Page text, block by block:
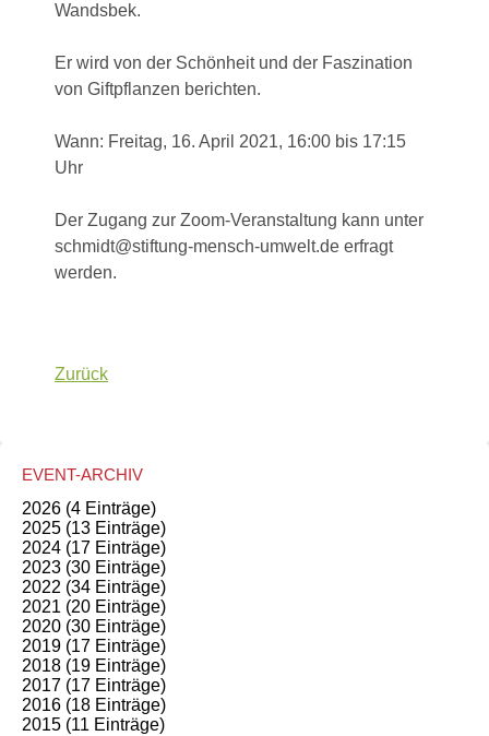
Wandsbek.
Er wird von der Schönheit und der Faszination
von Giftpflanzen berichten.
Wann: Freitag, 16. April 2021, 16:00 bis 17:15
Uhr
Der Zugang zur Zoom-Veranstaltung kann unter
schmidt@stiftung-mensch-umwelt.de erfragt
werden.
Zurück
EVENT-ARCHIV
2026 (4 Einträge)
2025 (13 Einträge)
2024 (17 Einträge)
2023 (30 Einträge)
2022 (34 Einträge)
2021 (20 Einträge)
2020 (30 Einträge)
2019 (17 Einträge)
2018 (19 Einträge)
2017 (17 Einträge)
2016 (18 Einträge)
2015 (11 Einträge)